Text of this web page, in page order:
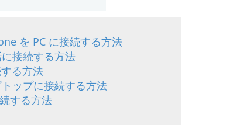
を PC に接続する方法
接続する方法
る方法
ップに接続する方法
する方法